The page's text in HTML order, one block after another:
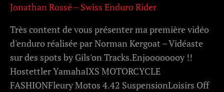
Jonathan Rossé – Swiss Enduro Rider
Très content de vous présenter ma première vidéo
d'enduro réalisée par Norman Kergoat – Vidéaste
sur des spots by Gils'on Tracks.Enjoooooooy !!
Hostettler YamahaIXS MOTORCYCLE
FASHIONFleury Motos 4.42 SuspensionLoisirs Off